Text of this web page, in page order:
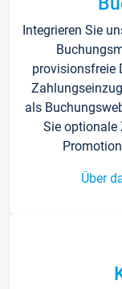
Integrieren Sie
provisionsfreie
als
Sie optionale
Über